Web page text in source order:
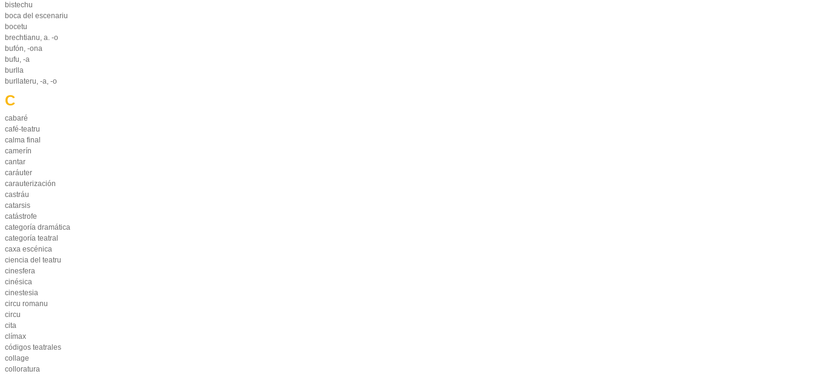
bistechu
boca del escenariu
bocetu
brechtianu, a. -o
bufón, -ona
bufu, -a
burlla
burllateru, -a, -o
C
cabaré
café-teatru
calma final
camerín
cantar
caráuter
carauterización
castráu
catarsis
catástrofe
categoría dramática
categoría teatral
caxa escénica
ciencia del teatru
cinesfera
cinésica
cinestesia
circu romanu
circu
cita
clímax
códigos teatrales
collage
colloratura